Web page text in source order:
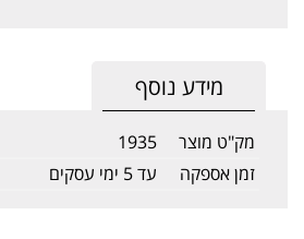
מידע נוסף
מק"ט מוצר
1935
זמן אספקה
עד 5 ימי עסקים